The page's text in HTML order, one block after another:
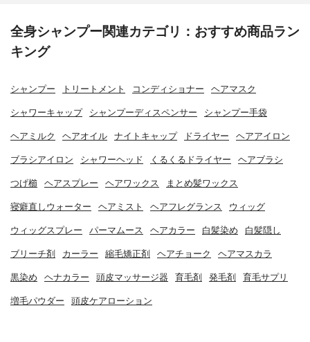
全身シャンプー関連カテゴリ：おすすめ商品ラン
キング
シャンプー トリートメント コンディショナー ヘアマスク
シャワーキャップ シャンプーディスペンサー シャンプー手袋
ヘアミルク ヘアオイル ナイトキャップ ドライヤー ヘアアイロン
ブラシアイロン シャワーヘッド くるくるドライヤー ヘアブラシ
つげ櫛 ヘアスプレー ヘアワックス まとめ髪ワックス
寝癖直しウォーター ヘアミスト ヘアフレグランス ウィッグ
ウィッグスプレー パーマムース ヘアカラー 白髪染め 白髪隠し
ブリーチ剤 カーラー 縮毛矯正剤 ヘアチョーク ヘアマスカラ
黒染め ヘナカラー 頭皮マッサージ器 育毛剤 発毛剤 育毛サプリ
増毛パウダー 頭皮ケアローション